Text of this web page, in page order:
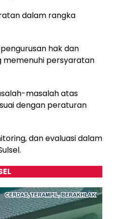
dalam rangka
hak dan
memenuhi persyaratan
masalah atas
dengan peraturan
dan evaluasi dalam